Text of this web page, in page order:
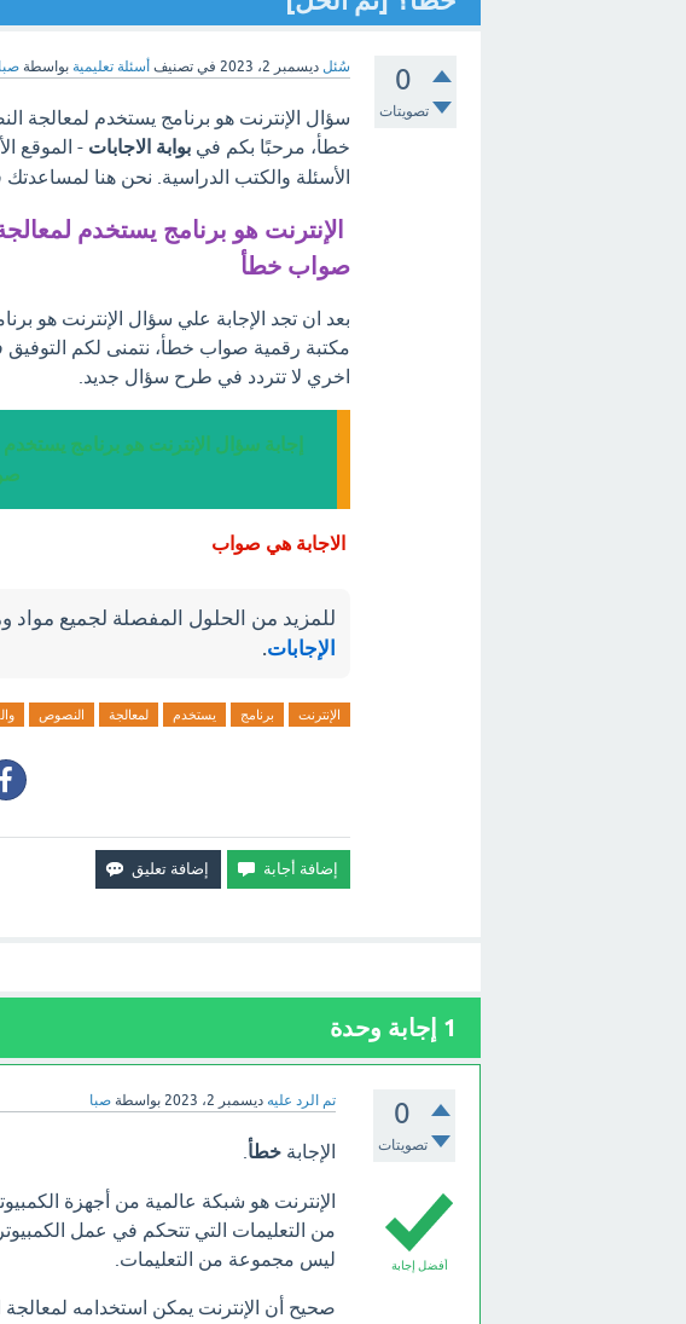
0
تصويتات
سُئل ديسمبر 2، 2023 في تصنيف أسئلة تعليمية بواسطة صبا
سؤال الإنترنت هو برنامج يستخدم لمعالجة
خطأ، مرحبًا بكم في بوابة الاجابات - الموقع
الأسئلة والكتب الدراسية. نحن هنا
الإنترنت هو برنامج يستخدم
صواب خطأ
بعد ان تجد الإجابة علي سؤال الإنترنت هو
مكتبة رقمية صواب خطأ، نتمنى لكم التوفيق
اخري لا تتردد في طرح سؤال جديد.
إجابة سؤال الإنترنت هو برنامج
الاجابة هي صواب
للمزيد من الحلول المفصلة لجميع مواد
الإجابات.
الإنترنت برنامج يستخدم لمعالجة النصوص
1 إجابة وحدة
0
تصويتات
تم الرد عليه ديسمبر 2، 2023 بواسطة صبا
أفضل إجابة
الإجابة خطأ
الإنترنت هو شبكة عالمية من أجهزة
من التعليمات التي تتحكم في عمل
ليس مجموعة من التعليمات.
صحيح أن الإنترنت يمكن استخدامه